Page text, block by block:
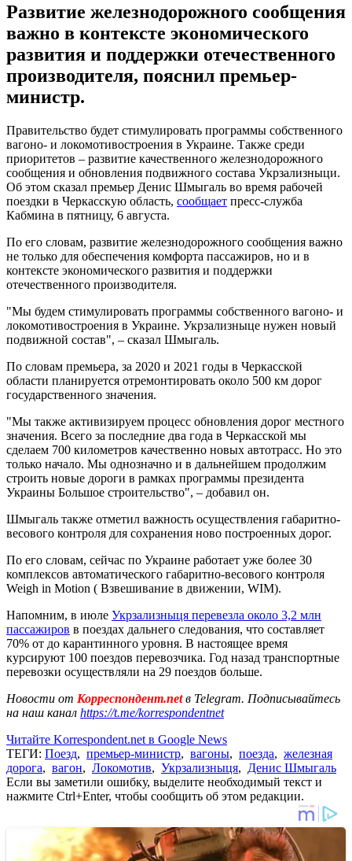
Развитие железнодорожного сообщения
важно в контексте экономического
развития и поддержки отечественного
производителя, пояснил премьер-
министр.
Правительство будет стимулировать программы собственного
вагоно- и локомотивостроения в Украине. Также среди
приоритетов – развитие качественного железнодорожного
сообщения и обновления подвижного состава Укрзализныци.
Об этом сказал премьер Денис Шмыгаль во время рабочей
поездки в Черкасскую область, сообщает пресс-служба
Кабмина в пятницу, 6 августа.
По его словам, развитие железнодорожного сообщения важно
не только для обеспечения комфорта пассажиров, но и в
контексте экономического развития и поддержки
отечественного производителя.
"Мы будем стимулировать программы собственного вагоно- и
локомотивостроения в Украине. Укрзализныце нужен новый
подвижной состав", – сказал Шмыгаль.
По словам премьера, за 2020 и 2021 годы в Черкасской
области планируется отремонтировать около 500 км дорог
государственного значения.
"Мы также активизируем процесс обновления дорог местного
значения. Всего за последние два года в Черкасской мы
сделаем 700 километров качественно новых автотрасс. Но это
только начало. Мы однозначно и в дальнейшем продолжим
строить новые дороги в рамках программы президента
Украины Большое строительство", – добавил он.
Шмыгаль также отметил важность осуществления габаритно-
весового контроля для сохранения ново построенных дорог.
По его словам, сейчас по Украине работает уже более 30
комплексов автоматического габаритно-весового контроля
Weigh in Motion ( Взвешивание в движении, WIM).
Напомним, в июле Укрзализныця перевезла около 3,2 млн
пассажиров в поездах дальнего следования, что составляет
70% от до карантинного уровня. В настоящее время
курсируют 100 поездов перевозчика. Год назад транспортные
перевозки осуществляли на 29 поездов больше.
Новости от Корреспондент.netв Telegram. Подписывайтесь
на наш канал https://t.me/korrespondentnet
Читайте Korrespondent.net в Google News
ТЕГИ: Поезд, премьер-министр, вагоны, поезда, железная
дорога, вагон, Локомотив, Укрзализныця, Денис Шмыгаль
Если вы заметили ошибку, выделите необходимый текст и
нажмите Ctrl+Enter, чтобы сообщить об этом редакции.